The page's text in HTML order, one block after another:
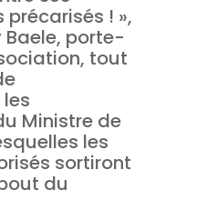
! »,
Baele, porte-
tout
Ministre de
les
sortiront
du